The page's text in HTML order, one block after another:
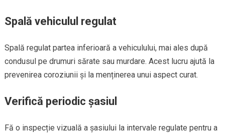
Spală vehiculul regulat
Spală regulat partea inferioară a vehiculului, mai ales după
condusul pe drumuri sărate sau murdare. Acest lucru ajută la
prevenirea coroziunii și la menținerea unui aspect curat.
Verifică periodic șasiul
Fă o inspecție vizuală a șasiului la intervale regulate pentru a